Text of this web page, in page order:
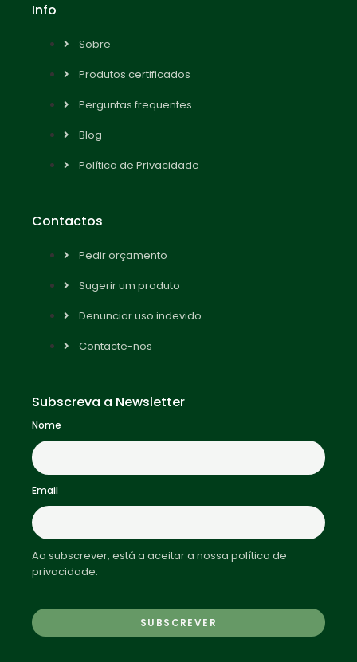
Info
Sobre
Produtos certificados
Perguntas frequentes
Blog
Política de Privacidade
Contactos
Pedir orçamento
Sugerir um produto
Denunciar uso indevido
Contacte-nos
Subscreva a Newsletter
Nome
Email
Ao subscrever, está a aceitar a nossa política de
privacidade.